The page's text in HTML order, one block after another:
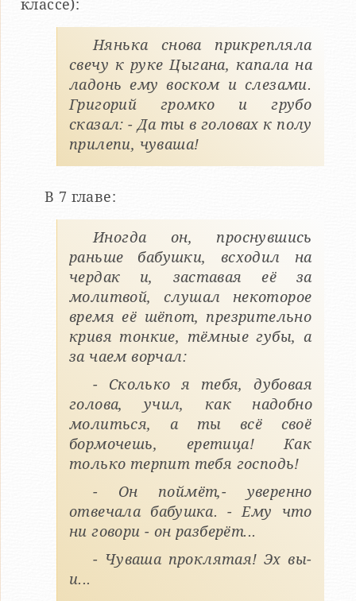
классе):
Нянька снова прикрепляла
свечу к руке Цыгана, капала на
ладонь ему воском и слезами.
Григорий громко и грубо
сказал: - Да ты в головах к полу
прилепи, чуваша!
В 7 главе:
Иногда он, проснувшись
раньше бабушки, всходил на
чердак и, заставая её за
молитвой, слушал некоторое
время её шёпот, презрительно
кривя тонкие, тёмные губы, а
за чаем ворчал:
- Сколько я тебя, дубовая
голова, учил, как надобно
молиться, а ты всё своё
бормочешь, еретица! Как
только терпит тебя господь!
- Он поймёт,- уверенно
отвечала бабушка. - Ему что
ни говори - он разберёт...
- Чуваша проклятая! Эх вы-
и...